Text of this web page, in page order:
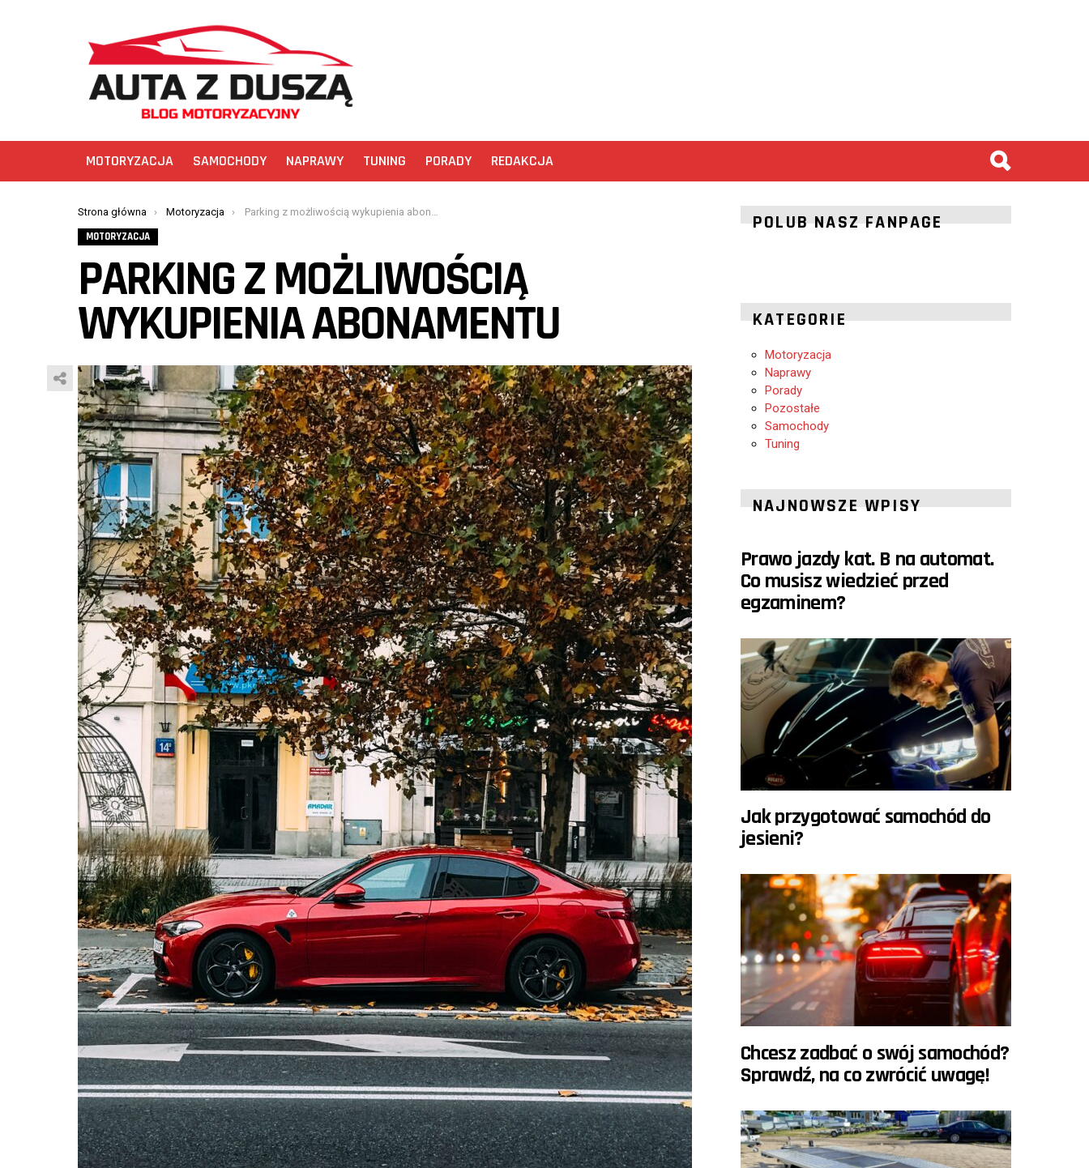
MOTORYZACJA SAMOCHODY NAPRAWY TUNING PORADY REDAKCJA
You are here:
Strona główna Motoryzacja Parking z możliwością wykupienia abonamentu
MOTORYZACJA
PARKING Z MOŻLIWOŚCIĄ
WYKUPIENIA ABONAMENTU
POLUB NASZ FANPAGE
KATEGORIE
Motoryzacja
Naprawy
Porady
Pozostałe
Samochody
Tuning
NAJNOWSZE WPISY
Prawo jazdy kat. B na automat.
Co musisz wiedzieć przed
egzaminem?
Jak przygotować samochód do
jesieni?
Chcesz zadbać o swój samochód?
Sprawdź, na co zwrócić uwagę!